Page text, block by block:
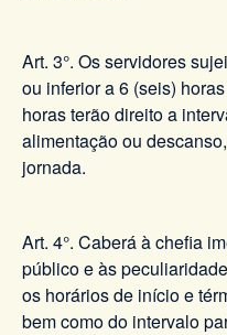
Art. 3°. Os servidores
ou inferior a 6 (seis)
horas terão direito a
alimentação ou
jornada.
Art. 4°. Caberá à chefia
público e às
os horários de início e
bem como do intervalo